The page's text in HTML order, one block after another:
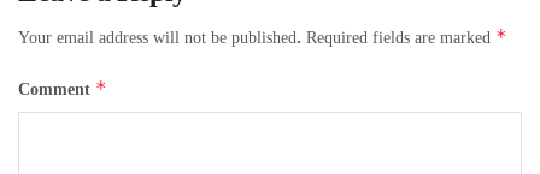
Your email address will not be published. Required fields are marked *
Comment *